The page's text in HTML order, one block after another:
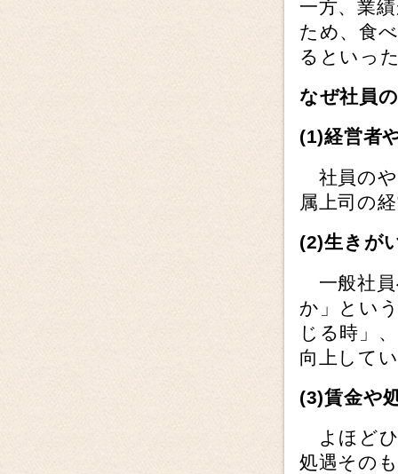
一方、業
ため、食
るといっ
なぜ社員
(1)経営者
社員のや
属上司の
(2)生きが
一般社
か」とい
じる時」
向上して
(3)賃金や
よほどひ
処遇その